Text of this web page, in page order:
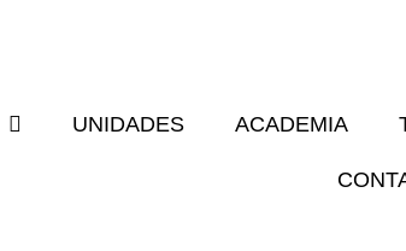
UNIDADES ACADEMIA